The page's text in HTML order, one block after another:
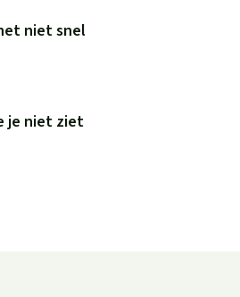
niet snel
je niet ziet